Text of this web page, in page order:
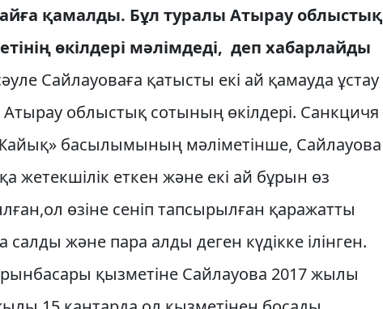
айға қамалды. Бұл туралы Атырау облыстық
өкілдері мәлімдеді, деп хабарлайды
Сайлауоваға қатысты екі ай қамауда ұстау
облыстық сотының өкілдері. Санкцичя
басылымының мәліметінше, Сайлауова
жетекшілік еткен және екі ай бұрын өз
өзіне сеніп тапсырылған қаражатты
және пара алды деген күдікке ілінген.
қызметіне Сайлауова 2017 жылы